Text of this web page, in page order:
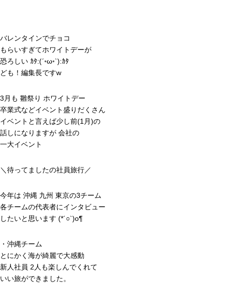
バレンタインでチョコ
もらいすぎてホワイトデーが
恐ろしい ｶﾀ:(ˊ◦ω◦ˋ):ｶﾀ
ども！編集長ですw
3月も 雛祭り ホワイトデー
卒業式などイベント盛りだくさん
イベントと言えば少し前(1月)の
話しになりますが 会社の
一大イベント
＼待ってましたの社員旅行／
今年は 沖縄 九州 東京の3チーム
各チームの代表者にインタビュー
したいと思います (*´○`)o¶
・沖縄チーム
とにかく海が綺麗で大感動
新人社員 2人も楽しんでくれて
いい旅ができました。